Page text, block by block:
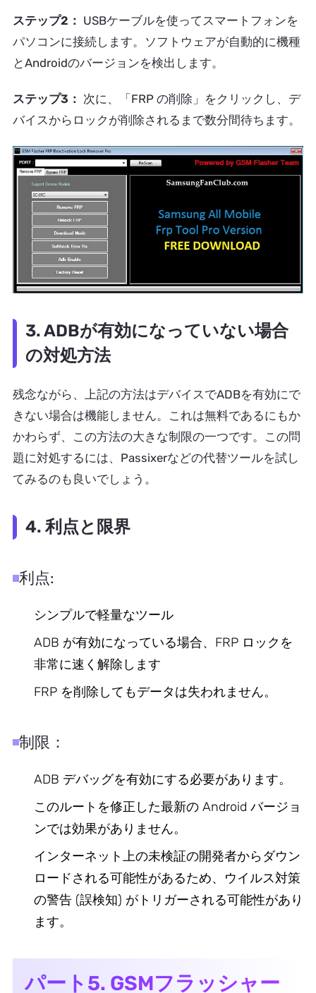
ステップ2： USBケーブルを使ってスマートフォンを
パソコンに接続します。ソフトウェアが自動的に機種
とAndroidのバージョンを検出します。
ステップ3： 次に、「FRP の削除」をクリックし、デ
バイスからロックが削除されるまで数分間待ちます。
3. ADBが有効になっていない場合
の対処方法
残念ながら、上記の方法はデバイスでADBを有効にで
きない場合は機能しません。これは無料であるにもか
かわらず、この方法の大きな制限の一つです。この問
題に対処するには、Passixerなどの代替ツールを試し
てみるのも良いでしょう。
4. 利点と限界
利点:
シンプルで軽量なツール
ADB が有効になっている場合、FRP ロックを
非常に速く解除します
FRP を削除してもデータは失われません。
制限：
ADB デバッグを有効にする必要があります。
このルートを修正した最新の Android バージョ
ンでは効果がありません。
インターネット上の未検証の開発者からダウン
ロードされる可能性があるため、ウイルス対策
の警告 (誤検知) がトリガーされる可能性があり
ます。
パート5. GSMフラッシャー